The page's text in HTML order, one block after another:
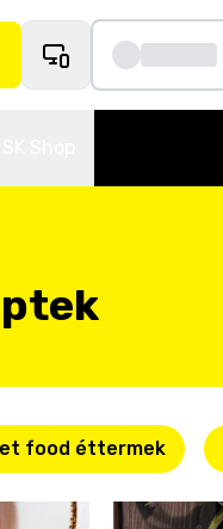
food éttermek